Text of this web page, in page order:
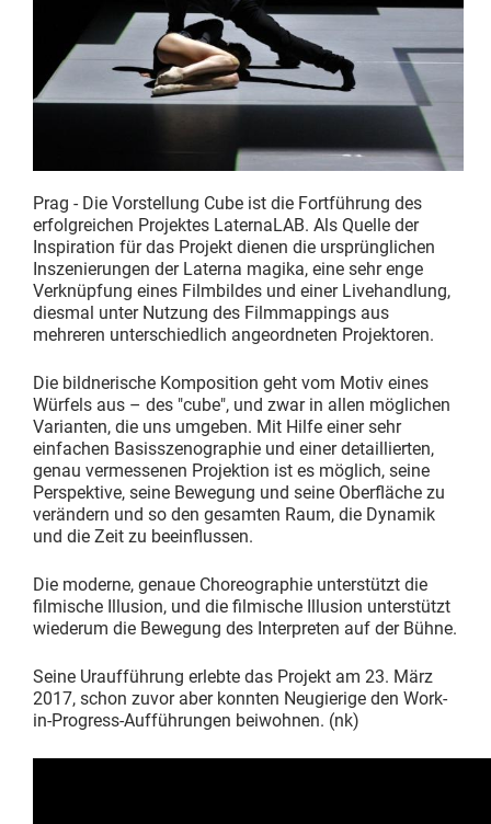
Prag - Die Vorstellung Cube ist die Fortführung des
erfolgreichen Projektes LaternaLAB. Als Quelle der
Inspiration für das Projekt dienen die ursprünglichen
Inszenierungen der Laterna magika, eine sehr enge
Verknüpfung eines Filmbildes und einer Livehandlung,
diesmal unter Nutzung des Filmmappings aus
mehreren unterschiedlich angeordneten Projektoren.
Die bildnerische Komposition geht vom Motiv eines
Würfels aus – des "cube", und zwar in allen möglichen
Varianten, die uns umgeben. Mit Hilfe einer sehr
einfachen Basisszenographie und einer detaillierten,
genau vermessenen Projektion ist es möglich, seine
Perspektive, seine Bewegung und seine Oberfläche zu
verändern und so den gesamten Raum, die Dynamik
und die Zeit zu beeinflussen.
Die moderne, genaue Choreographie unterstützt die
filmische Illusion, und die filmische Illusion unterstützt
wiederum die Bewegung des Interpreten auf der Bühne.
Seine Uraufführung erlebte das Projekt am 23. März
2017, schon zuvor aber konnten Neugierige den Work-
in-Progress-Aufführungen beiwohnen. (nk)